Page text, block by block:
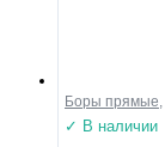
Боры прямые,
✓ В наличии